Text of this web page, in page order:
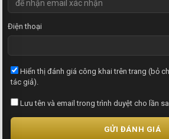
Điện thoại
Hiển thị đánh giá công khai trên trang (bỏ
tác giả).
Lưu tên và email trong trình duyệt cho lần
GỬI ĐÁNH GIÁ